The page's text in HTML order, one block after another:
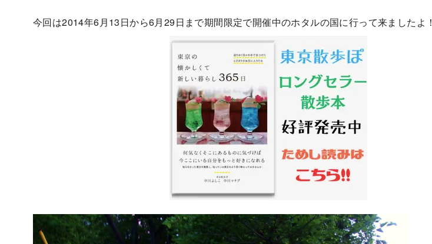
今回は2014年6月13日から6月29日まで期間限定で開催中のホタルの国に行って来ましたよ！